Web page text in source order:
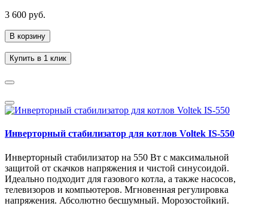
3 600 руб.
В корзину
Купить в 1 клик
Инверторный стабилизатор для котлов Voltek IS-550
Инверторный стабилизатор на 550 Вт с максимальной
защитой от скачков напряжения и чистой синусоидой.
Идеально подходит для газового котла, а также насосов,
телевизоров и компьютеров. Мгновенная регулировка
напряжения. Абсолютно бесшумный. Морозостойкий.